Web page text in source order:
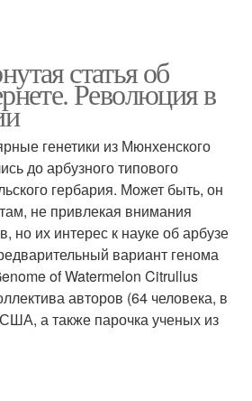
статья об
Революция в
генетики из Мюнхенского
до арбузного типового
гербария. Может быть, он
не привлекая внимания
но их интерес к науке об арбузе
вариант генома
of Watermelon Citrullus
авторов (64 человека, в
а также парочка ученых из